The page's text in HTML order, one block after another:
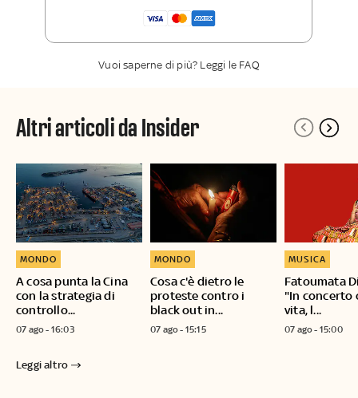
Vuoi saperne di più? Leggi le FAQ
Altri articoli da Insider
A cosa punta la Cina
con la strategia di
controllo...
MONDO
07 ago - 16:03
Cosa c'è dietro le
proteste contro i
black out in...
MONDO
07 ago - 15:15
Fatoumata
"In concerto
vita, l...
MUSICA
07 ago - 15:00
Leggi altro